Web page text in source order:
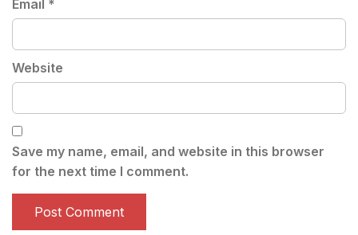
Email *
Website
Save my name, email, and website in this browser
for the next time I comment.